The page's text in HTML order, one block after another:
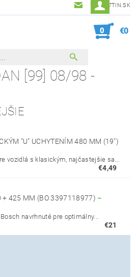
7TIN@7TIN.SK
0 €0
[99] 08/98 -
"U" UCHYTENÍM 480 MM (19")
vozidlá s klasickým, najčastejšie sa...
€4,49
+ 425 MM (BO 3397118977) –
navrhnuté pre optimálny...
€21